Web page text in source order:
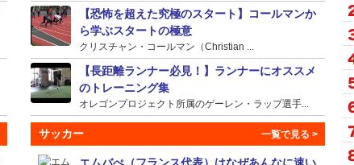
【恐怖を超えた究極のスタート】コールマンか
ら学ぶスタートの極意
クリスチャン・コールマン（Christian ...
【長距離ランナー必見！】ランナーにオススメ
のトレーニング集
オレゴンプロジェクト所属のゲーレン・ラップ選手...
サッカー
エムバぺ（フランス代表）はなぜあんなに速い